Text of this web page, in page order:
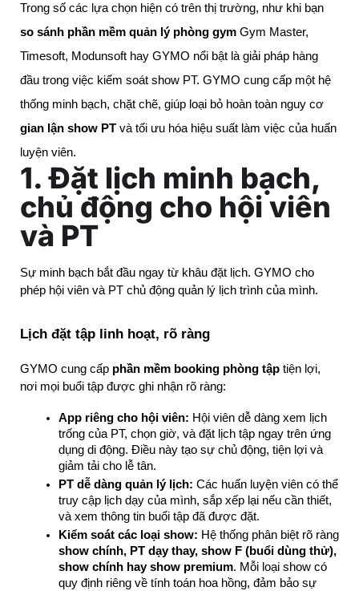
Trong số các lựa chọn hiện có trên thị trường, như khi bạn
so sánh phần mềm quản lý phòng gym Gym Master,
Timesoft, Modunsoft hay GYMO nổi bật là giải pháp hàng
đầu trong việc kiểm soát show PT. GYMO cung cấp một hệ
thống minh bạch, chặt chẽ, giúp loại bỏ hoàn toàn nguy cơ
gian lận show PT và tối ưu hóa hiệu suất làm việc của huấn
luyện viên.
1. Đặt lịch minh bạch,
chủ động cho hội viên
và PT
Sự minh bạch bắt đầu ngay từ khâu đặt lịch. GYMO cho
phép hội viên và PT chủ động quản lý lịch trình của mình.
Lịch đặt tập linh hoạt, rõ ràng
GYMO cung cấp phần mềm booking phòng tập tiện lợi,
nơi mọi buổi tập được ghi nhận rõ ràng:
App riêng cho hội viên: Hội viên dễ dàng xem lịch
trống của PT, chọn giờ, và đặt lịch tập ngay trên ứng
dụng di động. Điều này tạo sự chủ động, tiện lợi và
giảm tải cho lễ tân.
PT dễ dàng quản lý lịch: Các huấn luyện viên có thể
truy cập lịch dạy của mình, sắp xếp lại nếu cần thiết,
và xem thông tin buổi tập đã được đặt.
Kiểm soát các loại show:
show chính, PT dạy thay, show F (buổi dùng thử),
show chính hay show premium. Mỗi loại show có
quy định riêng về tính toán hoa hồng, đảm bảo sự